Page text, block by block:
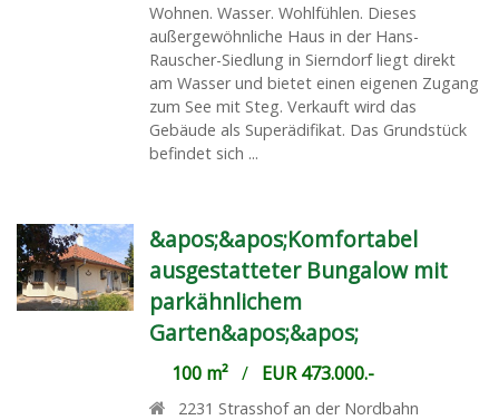
Wohnen. Wasser. Wohlfühlen. Dieses
außergewöhnliche Haus in der Hans-
Rauscher-Siedlung in Sierndorf liegt direkt
am Wasser und bietet einen eigenen Zugang
zum See mit Steg. Verkauft wird das
Gebäude als Superädifikat. Das Grundstück
befindet sich ...
&apos;&apos;Komfortabel
ausgestatteter Bungalow mit
parkähnlichem
Garten&apos;&apos;
100 m²/ EUR 473.000.-
2231 Strasshof an der Nordbahn